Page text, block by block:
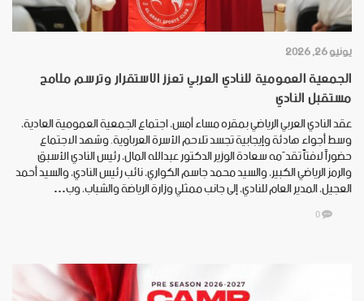
يونيو 26, 2026
الجمعية العمومية للنادي العربي تعزز الاستقرار وترسم ملامح
مستقبل النادي
عقد النادي العربي الرياضي بمقره مساء أمس، اجتماع الجمعية العمومية العادية،
وسط أجواء هادئة وإيجابية تجسد تلاحم الأسرة العرباوية. وشهد الاجتماع
حضوراً لافتاً تقدّمه سعادة الوزير الدكتور عبدالله المال، رئيس النادي الأسبق
والرمز الرياضي الكبير، والسيد محمد جاسم الكواري، نائب رئيس النادي، والسيد أحمد
العجيل، المدير العام للنادي، إلى جانب ممثلي وزارة الرياضة والشباب، وب…
0